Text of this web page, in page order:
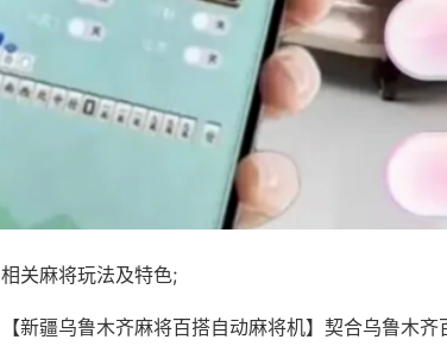
相关麻将玩法及特色;
【新疆乌鲁木齐麻将百搭自动麻将机】契合乌鲁木